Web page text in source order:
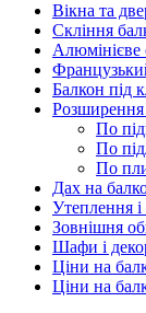
Вікна та
Скління
Алюмінієве
Балкон під
Розширення
По
По
По
Дах на
Утеплення
Зовнішня
Шафи і
Ціни на
Ціни на